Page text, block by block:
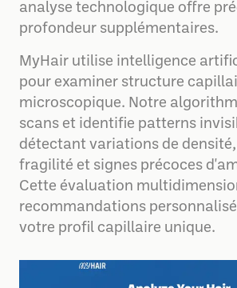
analyse technologique offre
profondeur supplémentaires.
MyHair utilise intelligence
pour examiner structure
microscopique. Notre
scans et identifie patterns
détectant variations de densité,
fragilité et signes précoces
Cette évaluation
recommandations
votre profil capillaire unique.